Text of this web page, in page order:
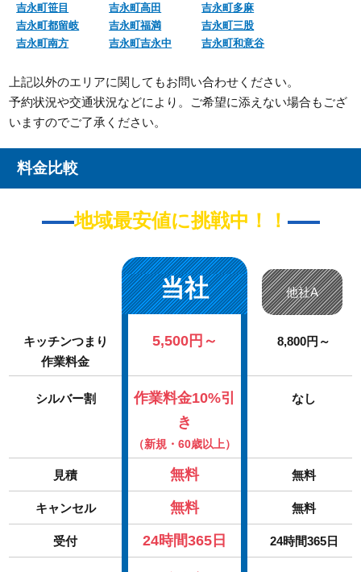
吉永町笹目
吉永町高田
吉永町多麻
吉永町都留岐
吉永町福満
吉永町三股
吉永町南方
吉永町吉永中 吉永町和意谷
上記以外のエリアに関してもお問い合わせください。
予約状況や交通状況などにより。ご希望に添えない場合もござ
いますのでご了承ください。
料金比較
地域最安値に挑戦中！！
当社 他社A
キッチンつまり
作業料金
5,500円～ 8,800円～
シルバー割
作業料金10%引
き
（新規・60歳以上）
なし
見積 無料 無料
キャンセル 無料 無料
受付 24時間365日 24時間365日